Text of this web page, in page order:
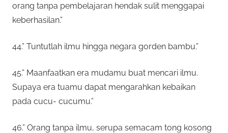
orang tanpa pembelajaran hendak sulit menggapai
keberhasilan.”
44.” Tuntutlah ilmu hingga negara gorden bambu.”
45.” Maanfaatkan era mudamu buat mencari ilmu.
Supaya era tuamu dapat mengarahkan kebaikan
pada cucu- cucumu.”
46.” Orang tanpa ilmu, serupa semacam tong kosong